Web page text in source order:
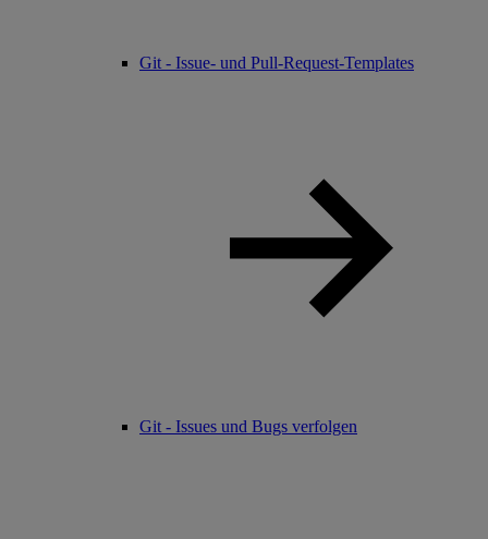
Git - Issue- und Pull-Request-Templates
Git - Issues und Bugs verfolgen